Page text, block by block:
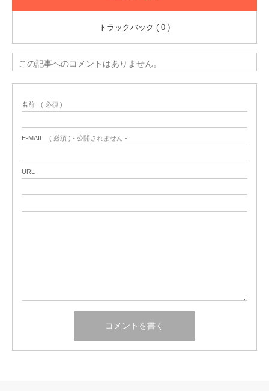
トラックバック ( 0 )
この記事へのコメントはありません。
名前 ( 必須 )
E-MAIL ( 必須 ) - 公開されません -
URL